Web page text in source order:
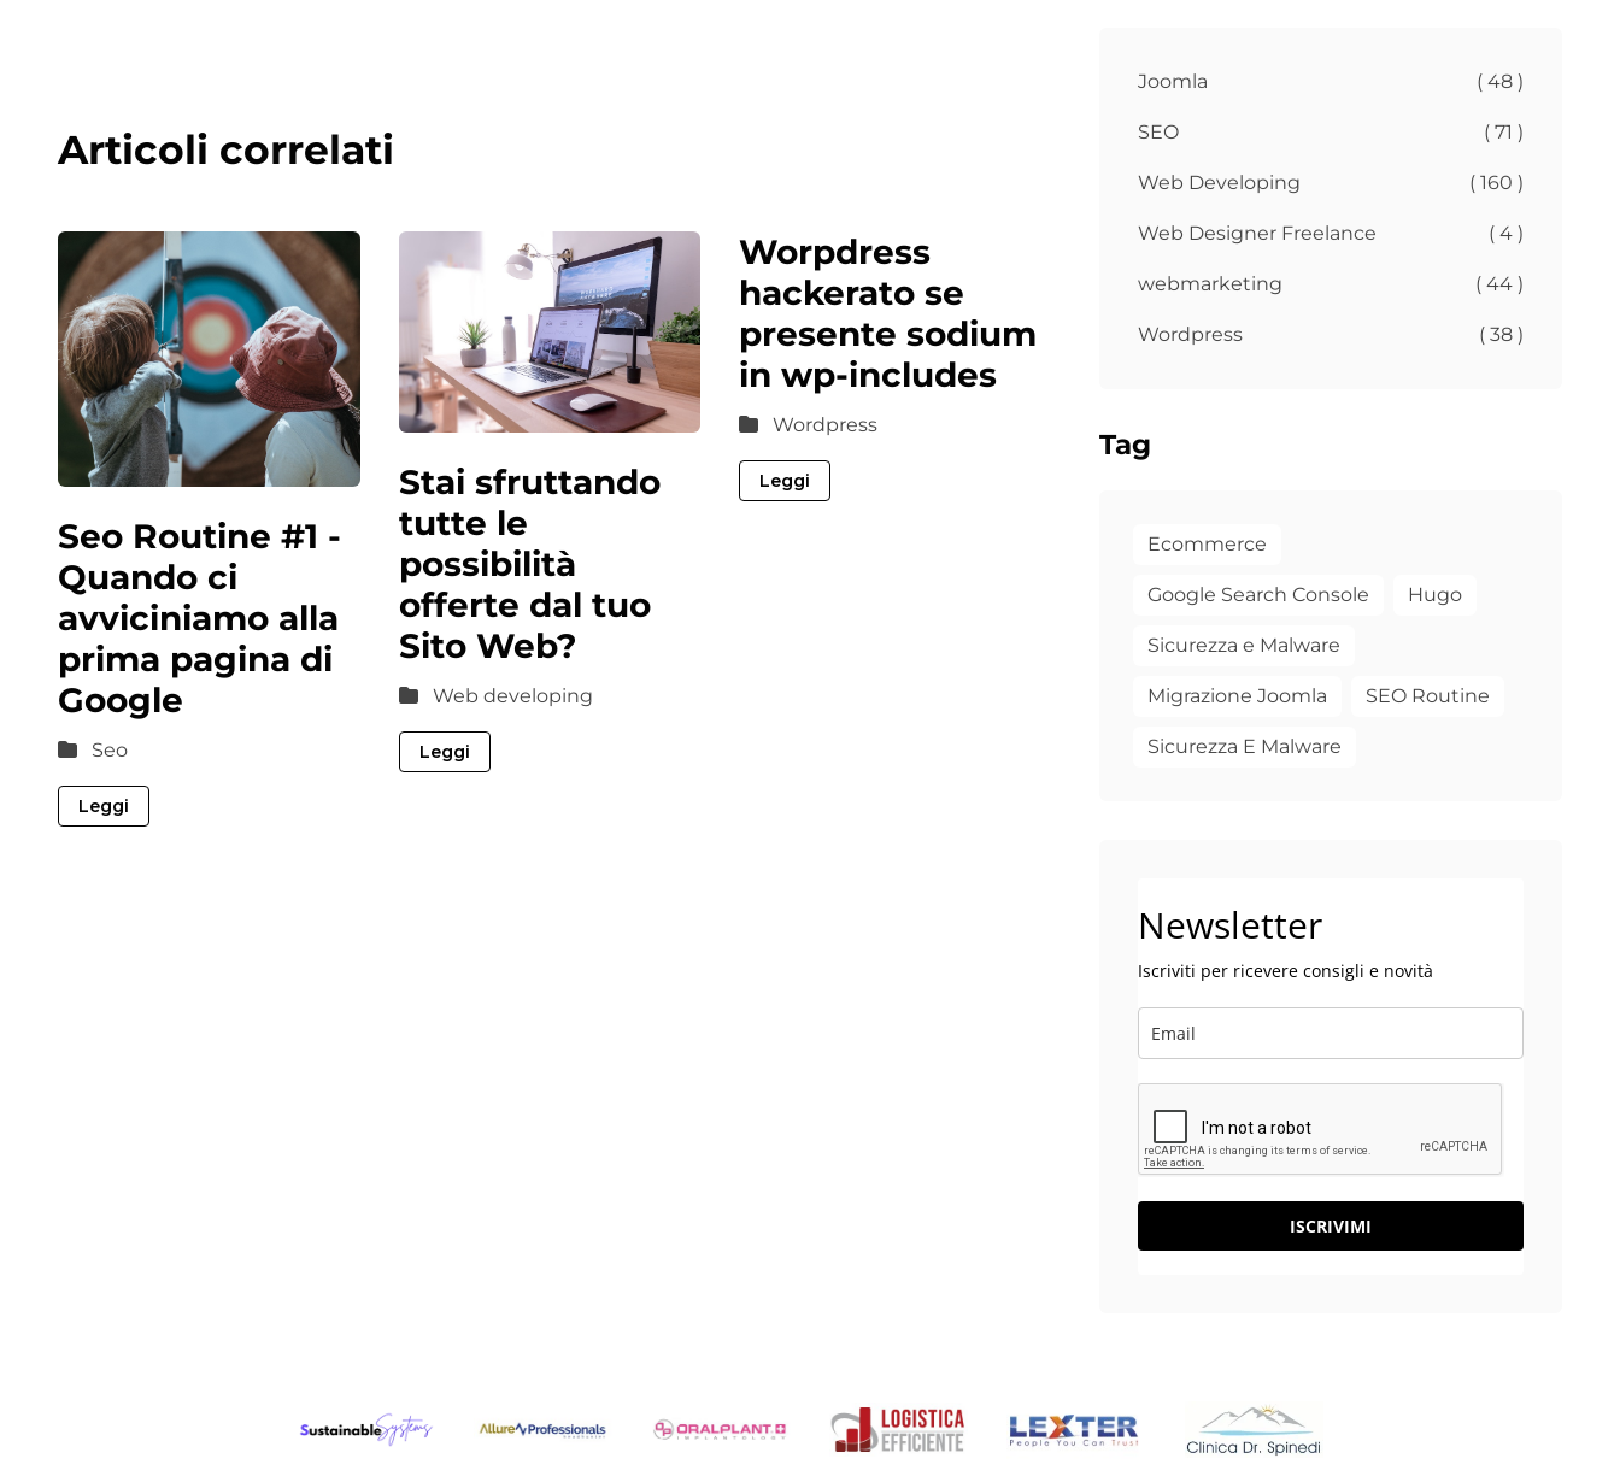
Articoli correlati
Seo Routine #1 -
Quando ci
avviciniamo alla
prima pagina di
Google
Seo
Leggi
Stai sfruttando
tutte le
possibilità
offerte dal tuo
Sito Web?
Web developing
Leggi
Worpdress
hackerato se
presente sodium
in wp-includes
Wordpress
Leggi
Joomla ( 48 )
SEO ( 71 )
Web Developing ( 160 )
Web Designer Freelance ( 4 )
webmarketing ( 44 )
Wordpress ( 38 )
Tag
Ecommerce
Google Search Console Hugo
Sicurezza e Malware
Migrazione Joomla SEO Routine
Sicurezza E Malware
Newsletter
Iscriviti per ricevere consigli e novità
ISCRIVIMI